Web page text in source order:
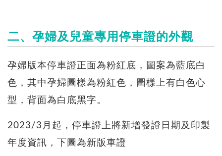
二、孕婦及兒童專用停車證的外觀
孕婦版本停車證正面為粉紅底，圖案為藍底白
色，其中孕婦圖樣為粉紅色，圖樣上有白色心
型，背面為白底黑字。
2023/3月起，停車證上將新增發證日期及印製
年度資訊，下圖為新版車證